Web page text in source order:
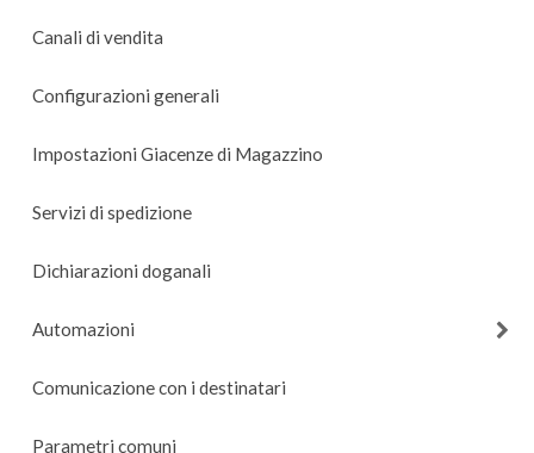
Canali di vendita
Configurazioni generali
Impostazioni Giacenze di Magazzino
Servizi di spedizione
Dichiarazioni doganali
Automazioni
Comunicazione con i destinatari
Parametri comuni